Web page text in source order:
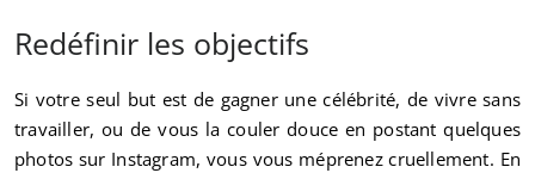
Redéfinir les objectifs
Si votre seul but est de gagner une célébrité, de vivre sans
travailler, ou de vous la couler douce en postant quelques
photos sur Instagram, vous vous méprenez cruellement. En